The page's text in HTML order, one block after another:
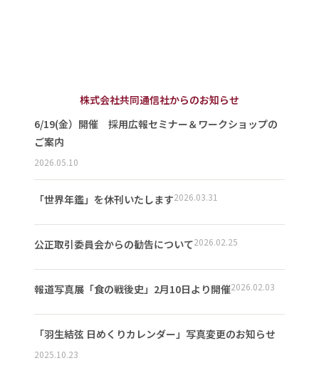
株式会社共同通信社からのお知らせ
6/19(金）開催 採用広報セミナー＆ワークショップの
ご案内
2026.05.10
「世界年鑑」を休刊いたします2026.03.31
公正取引委員会からの勧告について2026.02.25
報道写真展「食の戦後史」2月10日より開催2026.02.03
「羽生結弦 日めくりカレンダー」写真変更のお知らせ
2025.10.23